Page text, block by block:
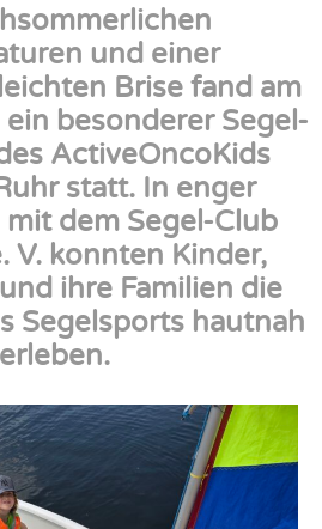
und einer
Brise fand am
ein besonderer Segel-
ActiveOncoKids
statt. In enger
dem Segel-Club
V. konnten Kinder,
ihre Familien die
Segelsports hautnah
erleben.